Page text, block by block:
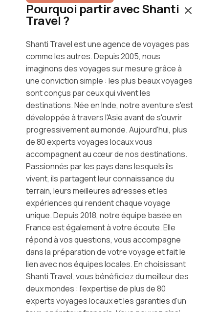
Pourquoi partir avec Shanti
Travel ?
Shanti Travel est une agence de voyages pas
comme les autres. Depuis 2005, nous
imaginons des voyages sur mesure grâce à
une conviction simple : les plus beaux voyages
sont conçus par ceux qui vivent les
destinations. Née en Inde, notre aventure s'est
développée à travers l'Asie avant de s'ouvrir
progressivement au monde. Aujourd'hui, plus
de 80 experts voyages locaux vous
accompagnent au cœur de nos destinations.
Passionnés par les pays dans lesquels ils
vivent, ils partagent leur connaissance du
terrain, leurs meilleures adresses et les
expériences qui rendent chaque voyage
unique. Depuis 2018, notre équipe basée en
France est également à votre écoute. Elle
répond à vos questions, vous accompagne
dans la préparation de votre voyage et fait le
lien avec nos équipes locales. En choisissant
Shanti Travel, vous bénéficiez du meilleur des
deux mondes : l'expertise de plus de 80
experts voyages locaux et les garanties d'un